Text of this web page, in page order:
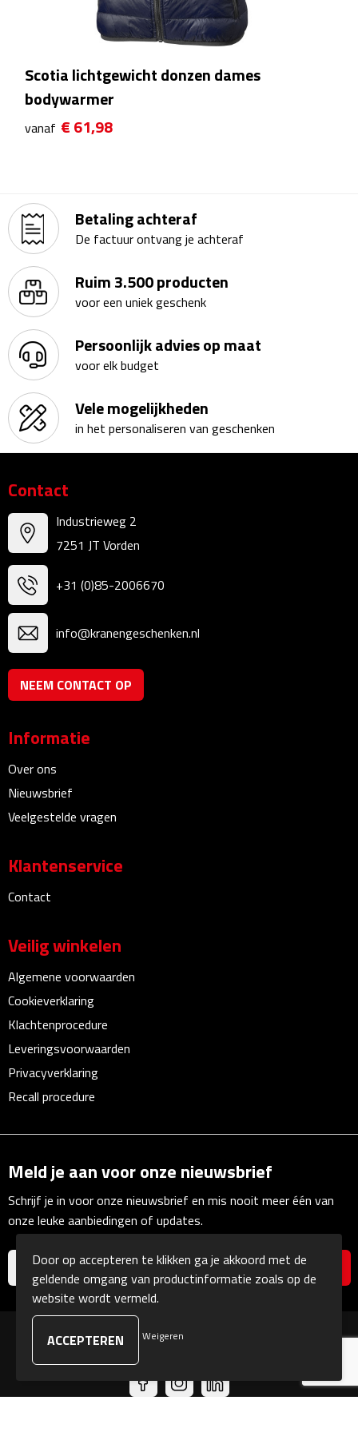
Zelfklevende memo's
Gadgets
Hoofdtelefoons
Bedrade hoofdtelefoons
Bluetooth audio oordopjes
Bedrade audio oordopjes
Speakers
Bluetooth speakers
Multifunctionele speakers
Waterbestendige speakers
Radio's
Laptopaccessoires
Laptopstandaards
Muizen
Overige laptopaccessoires
Telefoonhoezen
Selfie sticks
Sporthorloges
Opladers
Draadloze opladers
Zonne energie opladers
USB
USB sticks
USB hubs
USB stekkers
Outdoor & Vrije Tijd
Scotia lichtgewicht donzen dames
bodywarmer
vanaf € 61,98
Betaling achteraf
De factuur ontvang je achteraf
Ruim 3.500 producten
voor een uniek geschenk
Persoonlijk advies op maat
voor elk budget
Vele mogelijkheden
in het personaliseren van geschenken
Contact
Industrieweg 2
7251 JT Vorden
+31 (0)85-2006670
info@kranengeschenken.nl
NEEM CONTACT OP
Informatie
Over ons
Nieuwsbrief
Veelgestelde vragen
Klantenservice
Contact
Veilig winkelen
Algemene voorwaarden
Cookieverklaring
Klachtenprocedure
Leveringsvoorwaarden
Privacyverklaring
Recall procedure
Meld je aan voor onze nieuwsbrief
Schrijf je in voor onze nieuwsbrief en mis nooit meer één van
onze leuke aanbiedingen of updates.
© Copyright Kranengeschenken 2026
Door op accepteren te klikken ga je akkoord met de
geldende omgang van productinformatie zoals op de
website wordt vermeld.
Weigeren